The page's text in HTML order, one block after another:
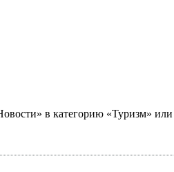
в категорию «Туризм»